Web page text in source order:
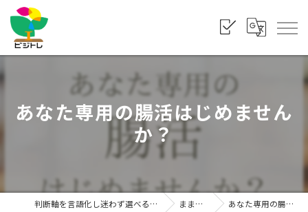
あなた専用の腸活はじめません
か？
判断軸を言語化し迷わず選べる状態をつくる「株式会社ビジトレ」 まま利楽ブログ あなた専用の腸活はじめませんか？